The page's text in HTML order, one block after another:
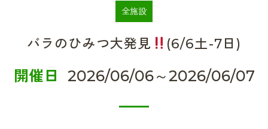
全施設
バラのひみつ大発見 (6/6土-7日)
開催日 2026/06/06～2026/06/07